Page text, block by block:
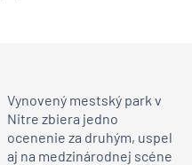
Vynovený mestský park v
Nitre zbiera jedno
ocenenie za druhým, uspel
aj na medzinárodnej scéne